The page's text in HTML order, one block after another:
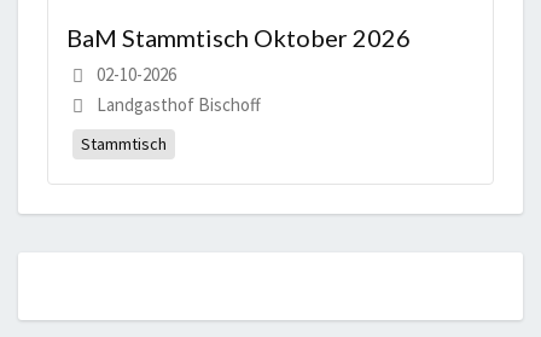
BaM Stammtisch Oktober 2026
02-10-2026
Landgasthof Bischoff
Stammtisch